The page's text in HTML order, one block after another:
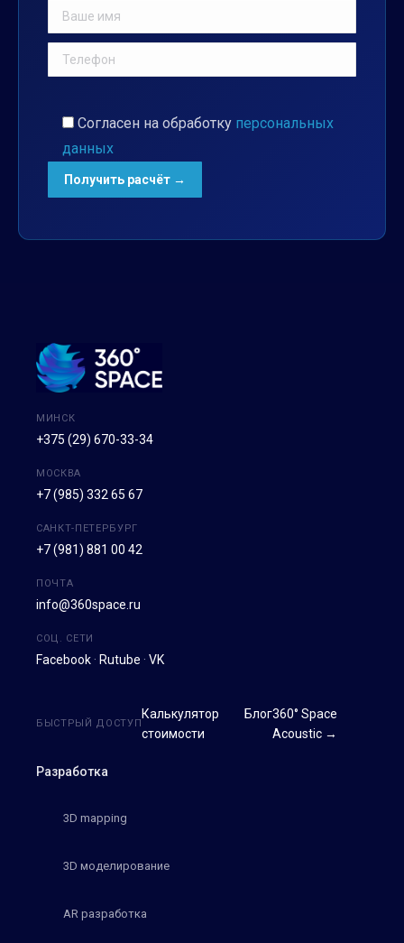
Согласен на обработку персональных
данных
МИНСК
+375 (29) 670-33-34
МОСКВА
+7 (985) 332 65 67
САНКТ-ПЕТЕРБУРГ
+7 (981) 881 00 42
ПОЧТА
info@360space.ru
СОЦ. СЕТИ
Facebook · Rutube · VK
Разработка
3D mapping
3D моделирование
AR разработка
БЫСТРЫЙ ДОСТУП
Калькулятор
стоимости
Блог360° Space
Acoustic →